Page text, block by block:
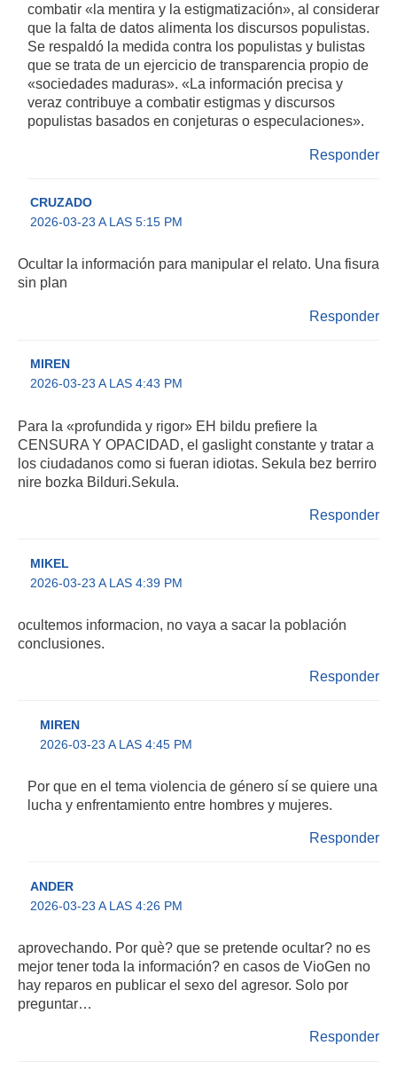
combatir «la mentira y la estigmatización», al considerar
que la falta de datos alimenta los discursos populistas.
Se respaldó la medida contra los populistas y bulistas
que se trata de un ejercicio de transparencia propio de
«sociedades maduras». «La información precisa y
veraz contribuye a combatir estigmas y discursos
populistas basados en conjeturas o especulaciones».
Responder
CRUZADO
2026-03-23 A LAS 5:15 PM
Ocultar la información para manipular el relato. Una fisura
sin plan
Responder
MIREN
2026-03-23 A LAS 4:43 PM
Para la «profundida y rigor» EH bildu prefiere la
CENSURA Y OPACIDAD, el gaslight constante y tratar a
los ciudadanos como si fueran idiotas. Sekula bez berriro
nire bozka Bilduri.Sekula.
Responder
MIKEL
2026-03-23 A LAS 4:39 PM
ocultemos informacion, no vaya a sacar la población
conclusiones.
Responder
MIREN
2026-03-23 A LAS 4:45 PM
Por que en el tema violencia de género sí se quiere una
lucha y enfrentamiento entre hombres y mujeres.
Responder
ANDER
2026-03-23 A LAS 4:26 PM
aprovechando. Por què? que se pretende ocultar? no es
mejor tener toda la información? en casos de VioGen no
hay reparos en publicar el sexo del agresor. Solo por
preguntar…
Responder